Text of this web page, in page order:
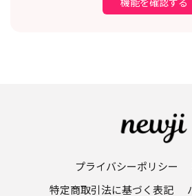
プライバシーポリシー
特定商取引法に基づく表記